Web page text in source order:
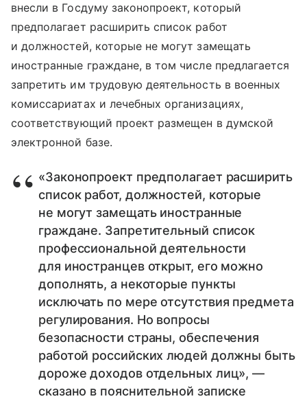
внесли в Госдуму законопроект, который
предполагает расширить список работ
и должностей, которые не могут замещать
иностранные граждане, в том числе предлагается
запретить им трудовую деятельность в военных
комиссариатах и лечебных организациях,
соответствующий проект размещен в думской
электронной базе.
«Законопроект предполагает расширить
список работ, должностей, которые
не могут замещать иностранные
граждане. Запретительный список
профессиональной деятельности
для иностранцев открыт, его можно
дополнять, а некоторые пункты
исключать по мере отсутствия предмета
регулирования. Но вопросы
безопасности страны, обеспечения
работой российских людей должны быть
дороже доходов отдельных лиц», —
сказано в пояснительной записке